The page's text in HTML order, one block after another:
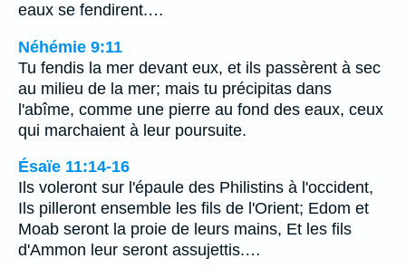
eaux se fendirent.…
Néhémie 9:11
Tu fendis la mer devant eux, et ils passèrent à sec
au milieu de la mer; mais tu précipitas dans
l'abîme, comme une pierre au fond des eaux, ceux
qui marchaient à leur poursuite.
Ésaïe 11:14-16
Ils voleront sur l'épaule des Philistins à l'occident,
Ils pilleront ensemble les fils de l'Orient; Edom et
Moab seront la proie de leurs mains, Et les fils
d'Ammon leur seront assujettis.…